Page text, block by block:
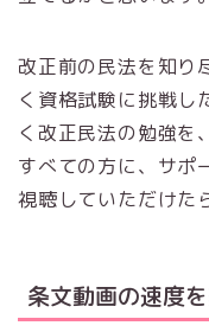
改正前の民法を知り
く資格試験に挑戦し
く改正民法の勉強を
すべての方に、サポ
視聴していただけた
条文動画の速度